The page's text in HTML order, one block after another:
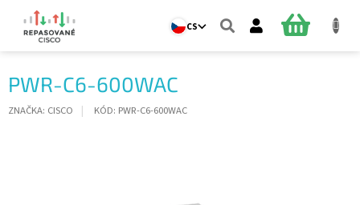
obsah
CS
NÁKUPNÍ
PWR-C6-600WAC
ZNAČKA: CISCO KÓD: PWR-C6-600WAC